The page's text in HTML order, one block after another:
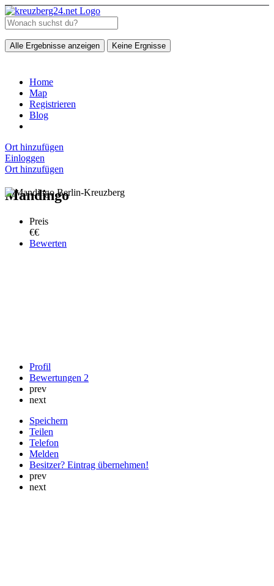
Alle Ergebnisse anzeigen Keine Ergnisse
Home
Map
Registrieren
Blog
Ort hinzufügen
Einloggen
Ort hinzufügen
Mandingo
Preis
€€
Bewerten
Profil
Bewertungen 2
prev
next
Speichern
Teilen
Telefon
Melden
Besitzer? Eintrag übernehmen!
prev
next